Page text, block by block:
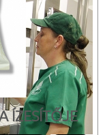
ÍZESÍTŐJE